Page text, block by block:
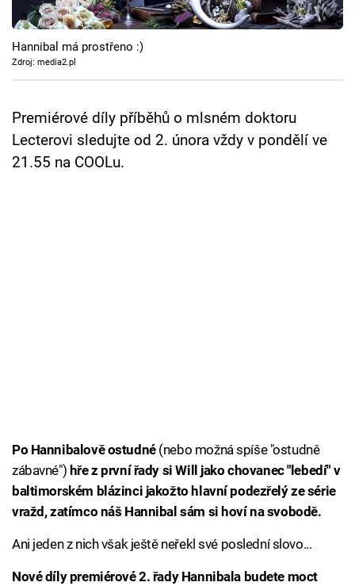
Cool Esport
Pořady
Sledujte prima+
Hannibal má prostřeno :)
Zdroj: media2.pl
Premiérové díly příběhů o mlsném doktoru
Lecterovi sledujte od 2. února vždy v pondělí ve
21.55 na COOLu.
Po Hannibalově ostudné(nebo možná spíše "ostudně
zábavné") hře z první řady si Will jako chovanec "lebedí" v
baltimorském blázinci jakožto hlavní podezřelý ze série
vražd, zatímco náš Hannibal sám si hoví na svobodě.
Ani jeden z nich však ještě neřekl své poslední slovo...
Nové díly premiérové 2. řady Hannibala budete moct